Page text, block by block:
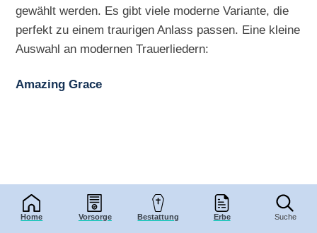
Home Vorsorge Bestattung Erbe Suche
gewählt werden. Es gibt viele moderne Variante, die
perfekt zu einem traurigen Anlass passen. Eine kleine
Auswahl an modernen Trauerliedern:
Amazing Grace